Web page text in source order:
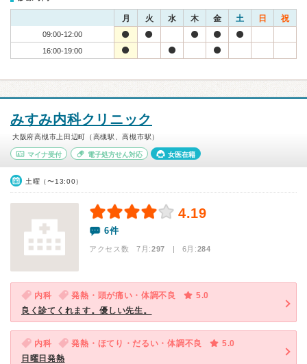
月 火 水 木 金 土 日 祝
09:00-12:00
16:00-19:00
みすみ内科クリニック
大阪府高槻市上田辺町（高槻駅、高槻市駅）
マイナ受付 電子処方せん対応 女医在籍
土曜（〜13:00）
4.19
6件
アクセス数 7月:297 | 6月:284
内科 発熱・頭が痛い・体調不良
5.0
良く診てくれます。優しい先生。
内科 発熱・ほてり・だるい・体調不良
5.0
日曜日発熱